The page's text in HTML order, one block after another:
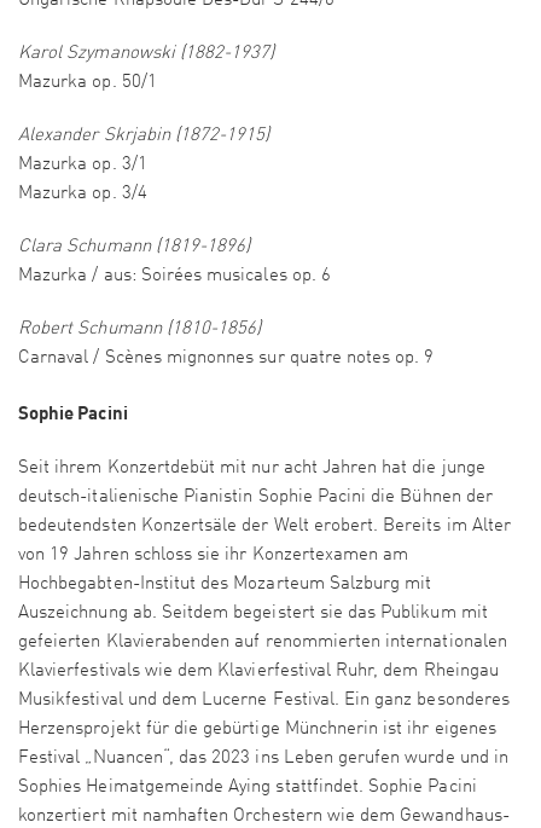
Karol Szymanowski (1882-1937)
Mazurka op. 50/1
Alexander Skrjabin (1872-1915)
Mazurka op. 3/1
Mazurka op. 3/4
Clara Schumann (1819-1896)
Mazurka / aus: Soirées musicales op. 6
Robert Schumann (1810-1856)
Carnaval / Scènes mignonnes sur quatre notes op. 9
Sophie Pacini
Seit ihrem Konzertdebüt mit nur acht Jahren hat die junge
deutsch-italienische Pianistin Sophie Pacini die Bühnen der
bedeutendsten Konzertsäle der Welt erobert. Bereits im Alter
von 19 Jahren schloss sie ihr Konzert­examen am
Hochbegabten-Institut des Mozarteum Salzburg mit
Auszeichnung ab. Seitdem begeistert sie das Publikum mit
gefeierten Klavier­abenden auf renommierten inter­nationalen
Klavier­festivals wie dem Klavierfestival Ruhr, dem Rheingau
Musikfestival und dem Lucerne Festival. Ein ganz beson­deres
Herzensprojekt für die gebürtige Münchnerin ist ihr eigenes
Festival „Nuancen“, das 2023 ins Leben gerufen wurde und in
Sophies Heimat­gemeinde Aying statt­findet. Sophie Pacini
konzertiert mit namhaften Orches­tern wie dem Gewandhaus-